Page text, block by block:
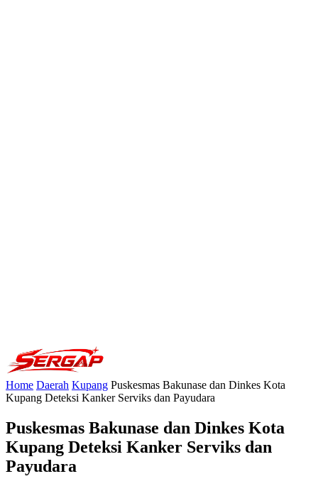
Home Daerah Kupang Puskesmas Bakunase dan Dinkes Kota
Kupang Deteksi Kanker Serviks dan Payudara
Puskesmas Bakunase dan Dinkes Kota
Kupang Deteksi Kanker Serviks dan
Payudara